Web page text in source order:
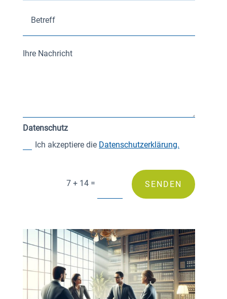
Datenschutz
Ich akzeptiere die Datenschutzerklärung.
7 + 14 = SENDEN